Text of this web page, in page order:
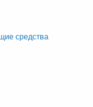
средства